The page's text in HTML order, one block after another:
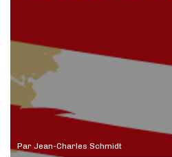
Par Jean-Charles Schmidt